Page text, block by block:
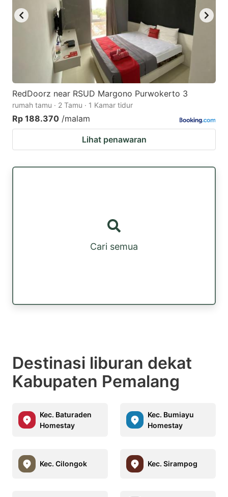
RedDoorz near RSUD Margono Purwokerto 3
rumah tamu · 2 Tamu · 1 Kamar tidur
Rp 188.370 /malam
Lihat penawaran
Cari semua
Destinasi liburan dekat
Kabupaten Pemalang
Kec. Baturaden
Homestay
Kec. Bumiayu
Homestay
Kec. Cilongok Kec. Sirampog